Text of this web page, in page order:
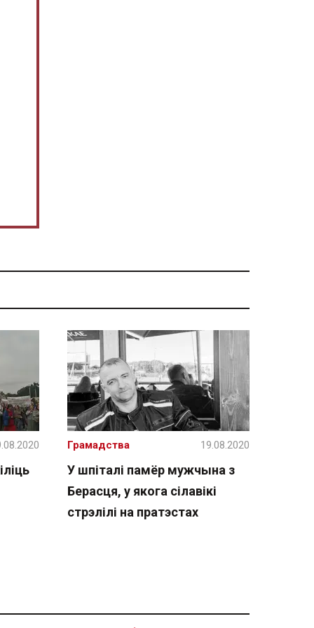
У шпіталі памёр мужчына з
Берасця, у якога сілавікі
стрэлілі на пратэстах
Грамадства 19.08.2020